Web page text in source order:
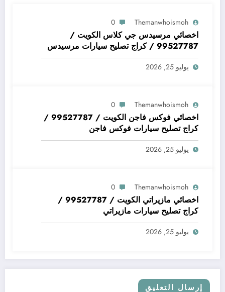
Themanwhoismoh
0
اخصائي مرسيدس جي كلاس الكويت /
99527787 / كراج تصليح سيارات مرسيدس
جي كلاس
يوليو 25, 2026
Themanwhoismoh
0
اخصائي فوكس فاجن الكويت / 99527787 /
كراج تصليح سيارات فوكس فاجن
يوليو 25, 2026
Themanwhoismoh
0
اخصائي مازيراتي الكويت / 99527787 /
كراج تصليح سيارات مازيراتي
يوليو 25, 2026
إرسال التعليق